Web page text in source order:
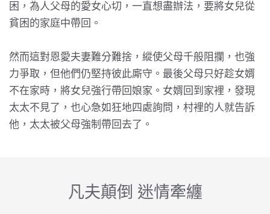
困，為人父母的愛女心切，一直想盡辦法，要將女兒從
貧困的家庭中帶回。
然而這對恩愛夫妻難分難捨，縱使父母千般阻攔，也強
力爭取，但他們仍堅持彼此廝守。最後父母只好趁女婿
不在家時，將女兒強行帶回娘家。女婿回到家裡，發現
太太不見了，也心急如狂地四處詢問，村裡的人就告訴
他，太太被父母強制帶回去了。
凡夫顛倒 迷情牽纏